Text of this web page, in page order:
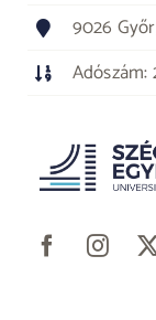
9026
Adószám: